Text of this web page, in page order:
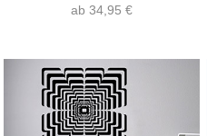
ab 34,95 €